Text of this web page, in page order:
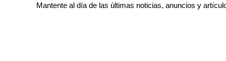
Mantente al día de las últimas noticias, anuncios y